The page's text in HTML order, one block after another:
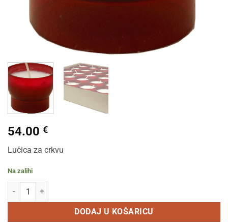
54.00 €
Lučica za crkvu
Na zalihi
Lučica za crkvu 300/1 količina
DODAJ U KOŠARICU